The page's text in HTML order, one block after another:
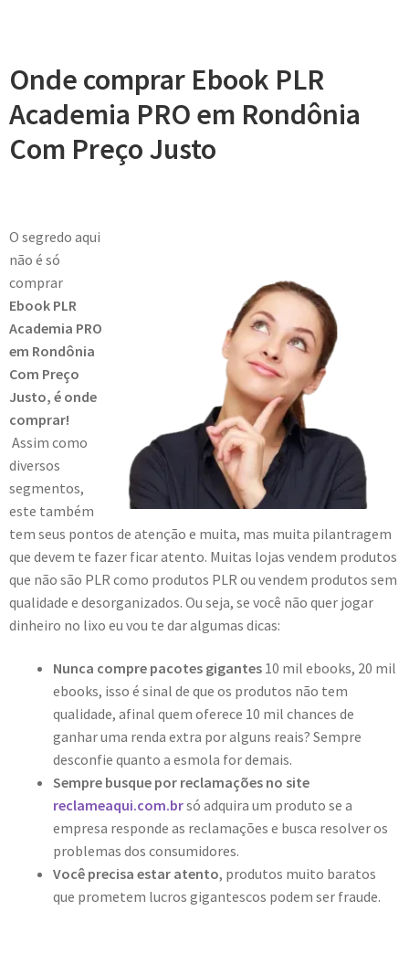
Onde comprar Ebook PLR
Academia PRO em Rondônia
Com Preço Justo
O segredo aqui
não é só
comprar
Ebook PLR
Academia PRO
em Rondônia
Com Preço
Justo, é onde
comprar!
Assim como
diversos
segmentos,
este também
tem seus pontos de atenção e muita, mas muita pilantragem
que devem te fazer ficar atento. Muitas lojas vendem produtos
que não são PLR como produtos PLR ou vendem produtos sem
qualidade e desorganizados. Ou seja, se você não quer jogar
dinheiro no lixo eu vou te dar algumas dicas:
Nunca compre pacotes gigantes 10 mil ebooks, 20 mil
ebooks, isso é sinal de que os produtos não tem
qualidade, afinal quem oferece 10 mil chances de
ganhar uma renda extra por alguns reais? Sempre
desconfie quanto a esmola for demais.
Sempre busque por reclamações no site
reclameaqui.com.brsó adquira um produto se a
empresa responde as reclamações e busca resolver os
problemas dos consumidores.
Você precisa estar atento, produtos muito baratos
que prometem lucros gigantescos podem ser fraude.